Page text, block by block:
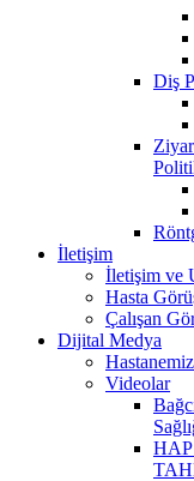
Diş
İletişim
İletişim ve
Hasta
Çalışan
Dijital Medya
Videolar